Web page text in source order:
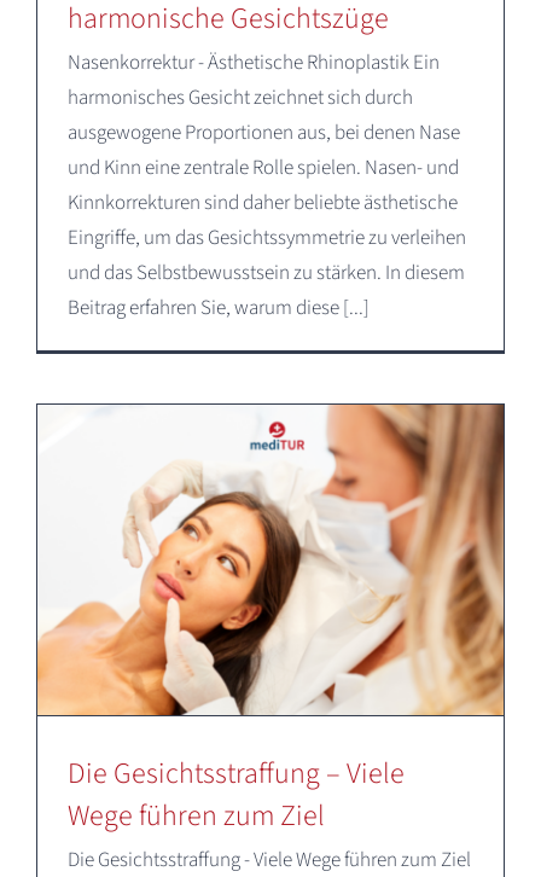
harmonische Gesichtszüge
Nasenkorrektur - Ästhetische Rhinoplastik Ein
harmonisches Gesicht zeichnet sich durch
ausgewogene Proportionen aus, bei denen Nase
und Kinn eine zentrale Rolle spielen. Nasen- und
Kinnkorrekturen sind daher beliebte ästhetische
Eingriffe, um das Gesichtssymmetrie zu verleihen
und das Selbstbewusstsein zu stärken. In diesem
Beitrag erfahren Sie, warum diese [...]
Die Gesichtsstraffung – Viele
Wege führen zum Ziel
Die Gesichtsstraffung - Viele Wege führen zum Ziel